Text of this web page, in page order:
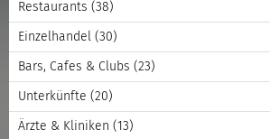
Restaurants (38)
Einzelhandel (30)
Bars, Cafes & Clubs (23)
Unterkünfte (20)
Ärzte & Kliniken (13)